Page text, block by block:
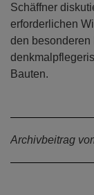
Schäffner
erforderlichen
den besonderen
Bauten.
Archivbeitrag